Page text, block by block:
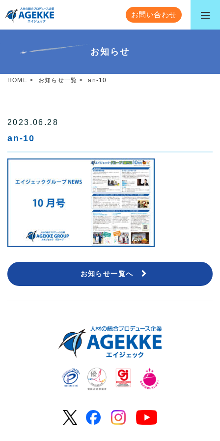
お問い合わせ
お知らせ
HOME > お知らせ一覧 > an-10
2023.06.28
an-10
お知らせ一覧へ